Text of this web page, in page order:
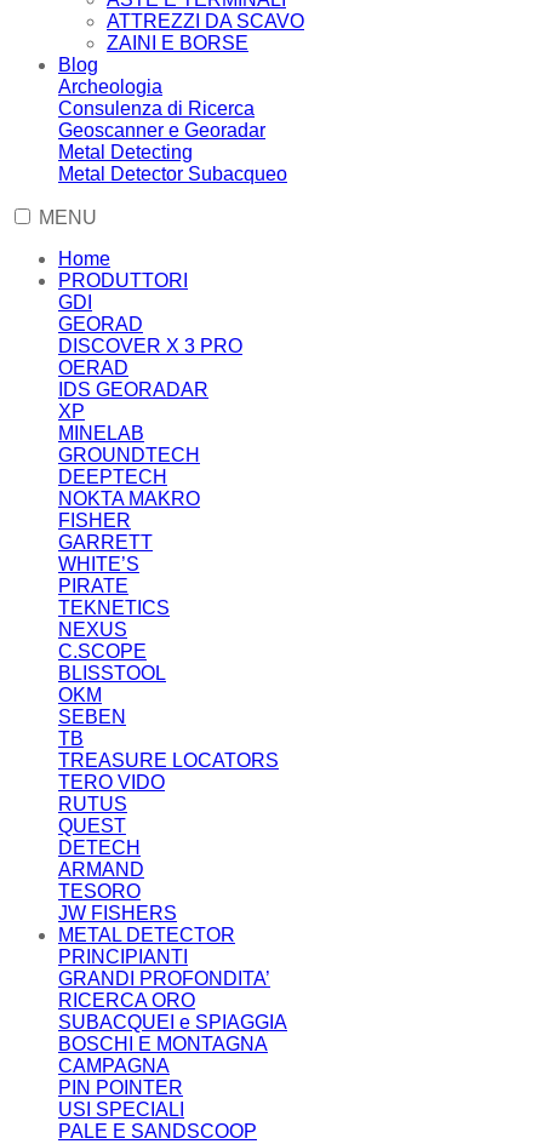
ATTREZZI DA SCAVO
ZAINI E BORSE
Blog
Archeologia
Consulenza di Ricerca
Geoscanner e Georadar
Metal Detecting
Metal Detector Subacqueo
MENU
Home
PRODUTTORI
GDI
GEORAD
DISCOVER X 3 PRO
OERAD
IDS GEORADAR
XP
MINELAB
GROUNDTECH
DEEPTECH
NOKTA MAKRO
FISHER
GARRETT
WHITE’S
PIRATE
TEKNETICS
NEXUS
C.SCOPE
BLISSTOOL
OKM
SEBEN
TB
TREASURE LOCATORS
TERO VIDO
RUTUS
QUEST
DETECH
ARMAND
TESORO
JW FISHERS
METAL DETECTOR
PRINCIPIANTI
GRANDI PROFONDITA’
RICERCA ORO
SUBACQUEI e SPIAGGIA
BOSCHI E MONTAGNA
CAMPAGNA
PIN POINTER
USI SPECIALI
PALE E SANDSCOOP